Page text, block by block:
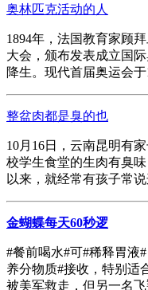
奥林匹克活动的人
1894年，法国教育家顾
大会，颁布发表成立国
降生。现代首届奥运会于
整盆肉都是臭的也
10月16日，云南昆明有
校学生食堂的生肉有臭
以来，就经常有孩子常
金蝴蝶每天60秒逻
#餐前喝水#可#稀释胃液
养分物质#接收，特别适
被美军救走，但另一名